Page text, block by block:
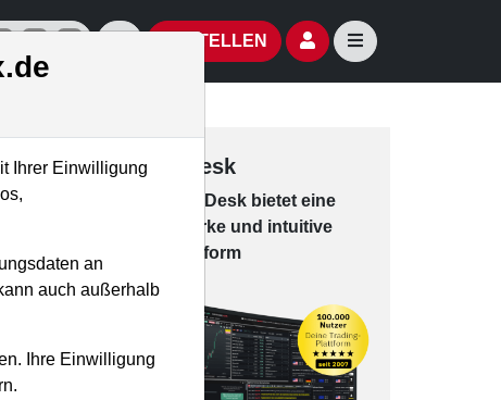
Social Media-Accounts
Aktien- und Artikelsuche öffnen
BESTELLEN Seitennavigation
Trading-Desk
Desk bie­tet eine
leis­tungs­star­ke und in­tui­tive
Han­dels­platt­form
Ihrer Einwilligung
an
auch außerhalb
Ihre Einwilligung